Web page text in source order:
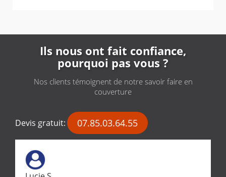
Ils nous ont fait confiance,
pourquoi pas vous ?
Nos clients témoignent de notre savoir faire en
couverture
Devis gratuit: 07.85.03.64.55